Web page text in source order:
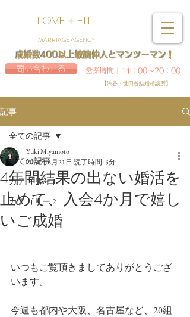
LOVE＋FIT
MARRIAGE AGENCY
問い合わせる
【渋谷・世田谷結婚相談所】
成婚数400以上敏腕仲人とマンツーマン！
営業時間｜11：00～20：00
記事
全ての記事
カテゴリー 1
カテゴリー 2
全ての記事
4年間結果の出ない婚活を
止めて、入会4か月で嬉し
いご成婚
Yuki Miyamoto
2020年6月21日 読了時間: 3分
いつもご覧頂きましてありがとうござ
います。
今週も都内や大阪、名古屋など、20組